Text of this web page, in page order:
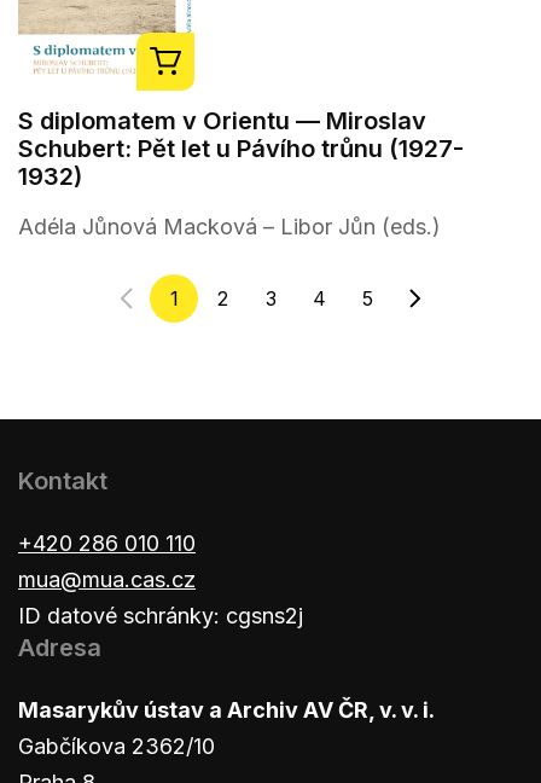
S diplomatem v Orientu — Miroslav
Schubert: Pět let u Pávího trůnu (1927-
1932)
Adéla Jůnová Macková – Libor Jůn (eds.)
1 2 3 4 5
Kontakt
+420 286 010 110
mua@mua.cas.cz
ID datové schránky: cgsns2j
Adresa
Masarykův ústav a Archiv AV ČR, v. v. i.
Gabčíkova 2362/10